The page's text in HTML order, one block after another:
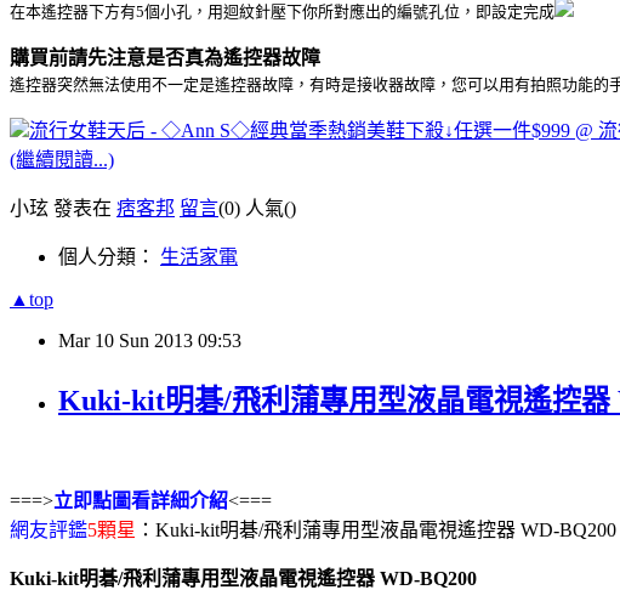
在本遙控器下方有5個小孔，用迴紋針壓下你所對應出的編號孔位，即設定完成
購買前請先注意是否真為遙控器故障
遙控器突然無法使用不一定是遙控器故障，有時是接收器故障，您可以用有拍照功能
流行女鞋天后 - ◇Ann S◇經典當季熱銷美鞋下殺↓任選一件$999 @
(繼續閱讀...)
小玹 發表在 痞客邦 留言(0) 人氣()
個人分類： 生活家電
▲top
Mar 10 Sun 2013 09:53
Kuki-kit明碁/飛利蒲專用型液晶電視遙控器
===>立即點圖看詳細介紹<===
網友評鑑5顆星 ：Kuki-kit明碁/飛利蒲專用型液晶電視遙控器 WD-BQ200
Kuki-kit明碁/飛利蒲專用型液晶電視遙控器 WD-BQ200